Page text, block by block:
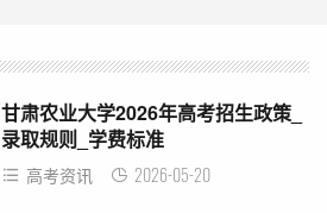
甘肃农业大学2026年高考招生政策_
录取规则_学费标准
高考资讯 2026-05-20